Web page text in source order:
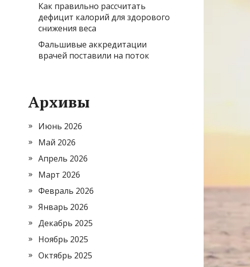
Как правильно рассчитать
дефицит калорий для здорового
снижения веса
Фальшивые аккредитации
врачей поставили на поток
Архивы
Июнь 2026
Май 2026
Апрель 2026
Март 2026
Февраль 2026
Январь 2026
Декабрь 2025
Ноябрь 2025
Октябрь 2025